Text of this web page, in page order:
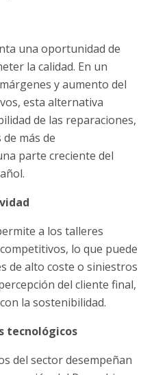
una oportunidad de
la calidad. En un
y aumento del
esta alternativa
de las reparaciones,
más de
parte creciente del
a los talleres
lo que puede
de alto coste o siniestros
del cliente final,
la sostenibilidad.
tecnológicos
del sector desempeñan